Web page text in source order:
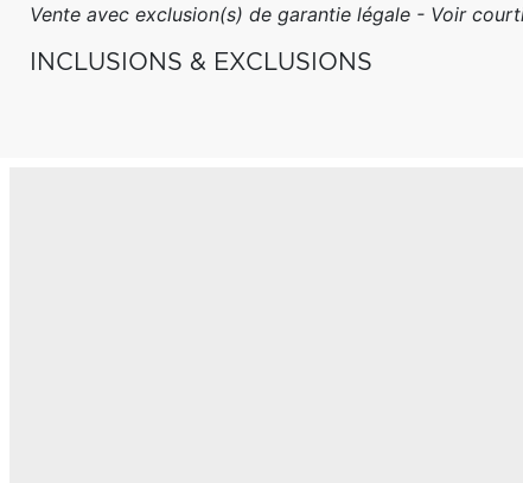
Vente avec exclusion(s) de garantie légale - Voir
INCLUSIONS & EXCLUSIONS